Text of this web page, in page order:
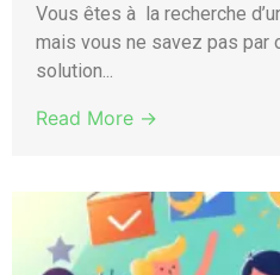
Vous êtes à la recherche
mais vous ne savez pas par
solution...
Read More →